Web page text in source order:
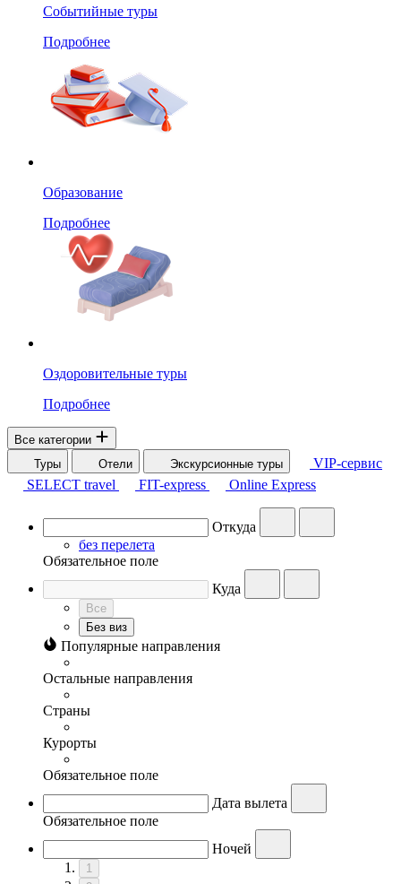
Событийные туры
Подробнее
Образование
Подробнее
Оздоровительные туры
Подробнее
Все категории
Туры
Отели Экскурсионные туры
VIP-сервис
SELECT travel
FIT-express Online Express
Откуда
без перелета
Обязательное поле
Куда
Все
Без виз
Популярные направления
Остальные направления
Страны
Курорты
Обязательное поле
Дата вылета
Обязательное поле
Ночей
1